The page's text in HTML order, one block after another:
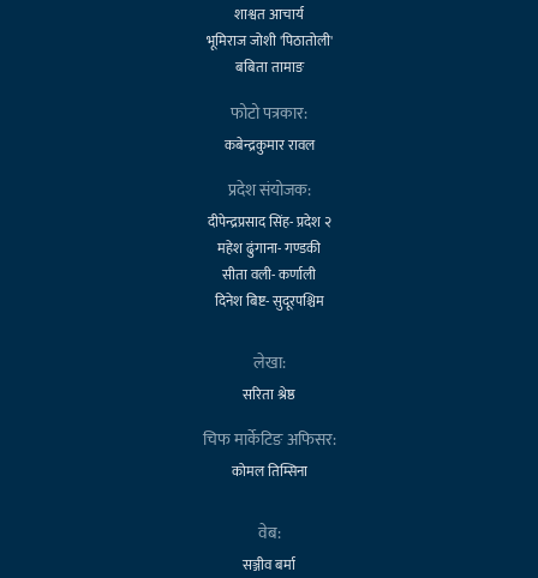
शाश्वत आचार्य
भूमिराज जोशी 'पिठातोली'
बबिता तामाङ
फोटो पत्रकार:
कबेन्द्रकुमार रावल
प्रदेश संयोजक:
दीपेन्द्रप्रसाद सिंह- प्रदेश २
महेश ढुंगाना- गण्डकी
सीता वली- कर्णाली
दिनेश बिष्ट- सुदूरपश्चिम
लेखा:
सरिता श्रेष्ठ
चिफ मार्केटिङ अफिसर:
कोमल तिम्सिना
वेब:
सञ्जीव बर्मा